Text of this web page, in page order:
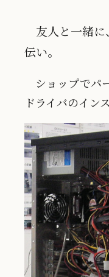
友人と一緒
伝い。
ショップでパ
ドライバのイン